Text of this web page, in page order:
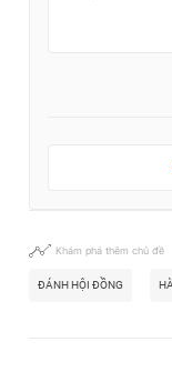
Khám phá thêm chủ đề
ĐÁNH HỘI ĐỒNG